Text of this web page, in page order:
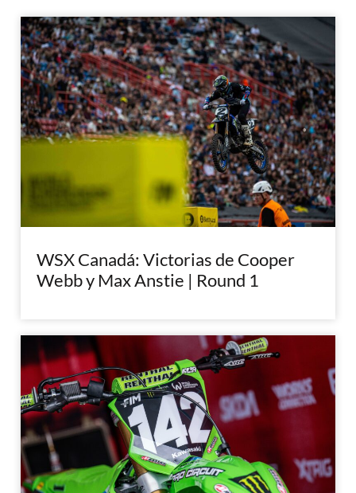
WSX Canadá: Victorias de Cooper
Webb y Max Anstie | Round 1